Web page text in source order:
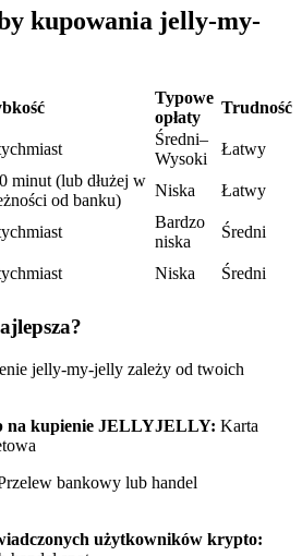
traderów
kupowania jelly-my-
Typowe
opłaty
Trudność
Średni–
Wysoki
Łatwy
minut (lub dłużej w
od banku)
Niska
Łatwy
Bardzo
niska
Średni
Niska Średni
jelly-my-jelly zależy od twoich
na kupienie JELLYJELLY: Karta
bankowy lub handel
użytkowników krypto: